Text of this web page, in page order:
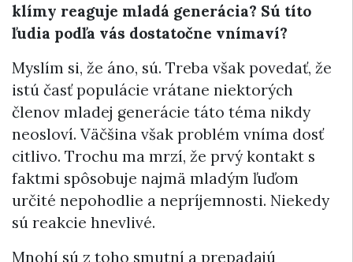
klímy reaguje mladá generácia? Sú títo
ľudia podľa vás dostatočne vnímaví?
Myslím si, že áno, sú. Treba však povedať, že
istú časť populácie vrátane niektorých
členov mladej generácie táto téma nikdy
neosloví. Väčšina však problém vníma dosť
citlivo. Trochu ma mrzí, že prvý kontakt s
faktmi spôsobuje najmä mladým ľuďom
určité nepohodlie a nepríjemnosti. Niekedy
sú reakcie hnevlivé.
Mnohí sú z toho smutní a prepadajú